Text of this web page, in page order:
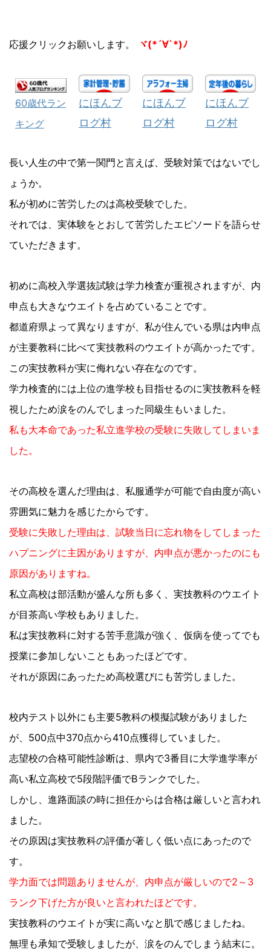
応援クリックお願いします。 ヾ(*´∀`*)ﾉ
60歳代ラン
キング
にほんブ
ログ村
にほんブ
ログ村
にほんブ
ログ村
長い人生の中で第一関門と言えば、受験対策ではないでし
ょうか。
私が初めに苦労したのは高校受験でした。
それでは、実体験をとおして苦労したエピソードを語らせ
ていただきます。
初めに高校入学選抜試験は学力検査が重視されますが、内
申点も大きなウエイトを占めていることです。
都道府県よって異なりますが、私が住んでいる県は内申点
が主要教科に比べて実技教科のウエイトが高かったです。
この実技教科が実に侮れない存在なのです。
学力検査的には上位の進学校も目指せるのに実技教科を軽
視したため涙をのんでしまった同級生もいました。
私も大本命であった私立進学校の受験に失敗してしまいま
した。
その高校を選んだ理由は、私服通学が可能で自由度が高い
雰囲気に魅力を感じたからです。
受験に失敗した理由は、試験当日に忘れ物をしてしまった
ハプニングに主因がありますが、内申点が悪かったのにも
原因がありますね。
私立高校は部活動が盛んな所も多く、実技教科のウエイト
が目茶高い学校もありました。
私は実技教科に対する苦手意識が強く、仮病を使ってでも
授業に参加しないこともあったほどです。
それが原因にあったため高校選びにも苦労しました。
校内テスト以外にも主要5教科の模擬試験がありました
が、500点中370点から410点獲得していました。
志望校の合格可能性診断は、県内で3番目に大学進学率が
高い私立高校で5段階評価でBランクでした。
しかし、進路面談の時に担任からは合格は厳しいと言われ
ました。
その原因は実技教科の評価が著しく低い点にあったので
す。
学力面では問題ありませんが、内申点が厳しいので2～3
ランク下げた方が良いと言われたほどです。
実技教科のウエイトが実に高いなと肌で感じましたね。
無理も承知で受験しましたが、涙をのんでしまう結末に。